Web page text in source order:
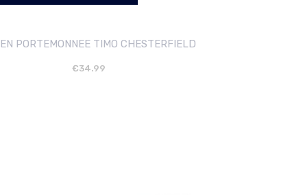
PORTEMONNEE TIMO CHESTERFIELD
€34.99